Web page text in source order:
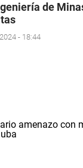
de
- 18:44